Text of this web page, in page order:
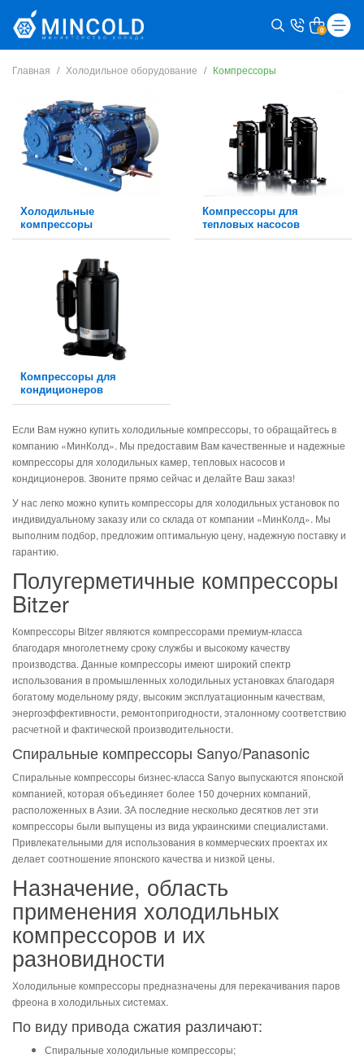
0
Главная Холодильное оборудование Компрессоры
Холодильные
компрессоры
Компрессоры для
тепловых насосов
Компрессоры для
кондиционеров
Если Вам нужно купить холодильные компрессоры, то обращайтесь в
компанию «МинКолд». Мы предоставим Вам качественные и надежные
компрессоры для холодильных камер, тепловых насосов и
кондиционеров. Звоните прямо сейчас и делайте Ваш заказ!
У нас легко можно купить компрессоры для холодильных установок по
индивидуальному заказу или со склада от компании «МинКолд». Мы
выполним подбор, предложим оптимальную цену, надежную поставку и
гарантию.
Полугерметичные компрессоры
Bitzer
Компрессоры Bitzer являются компрессорами премиум-класса
благодаря многолетнему сроку службы и высокому качеству
производства. Данные компрессоры имеют широкий спектр
использования в промышленных холодильных установках благодаря
богатому модельному ряду, высоким эксплуатационным качествам,
энергоэффективности, ремонтопригодности, эталонному соответствию
расчетной и фактической производительности.
Спиральные компрессоры Sanyo/Panasonic
Спиральные компрессоры бизнес-класса Sanyo выпускаются японской
компанией, которая объединяет более 150 дочерних компаний,
расположенных в Азии. ЗА последние несколько десятков лет эти
компрессоры были выпущены из вида украинскими специалистами.
Привлекательными для использования в коммерческих проектах их
делает соотношение японского качества и низкой цены.
Назначение, область
применения холодильных
компрессоров и их
разновидности
Холодильные компрессоры предназначены для перекачивания паров
фреона в холодильных системах.
По виду привода сжатия различают:
Спиральные холодильные компрессоры;